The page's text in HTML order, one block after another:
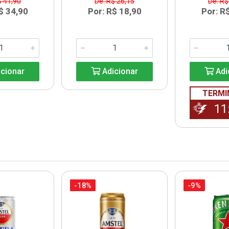
34,90 Por: R$ 18,90
Adicionar
Por:
-18% -9%